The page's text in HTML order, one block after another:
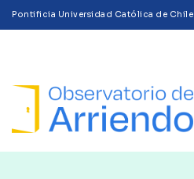
Pontificia Universidad Católica de Chile